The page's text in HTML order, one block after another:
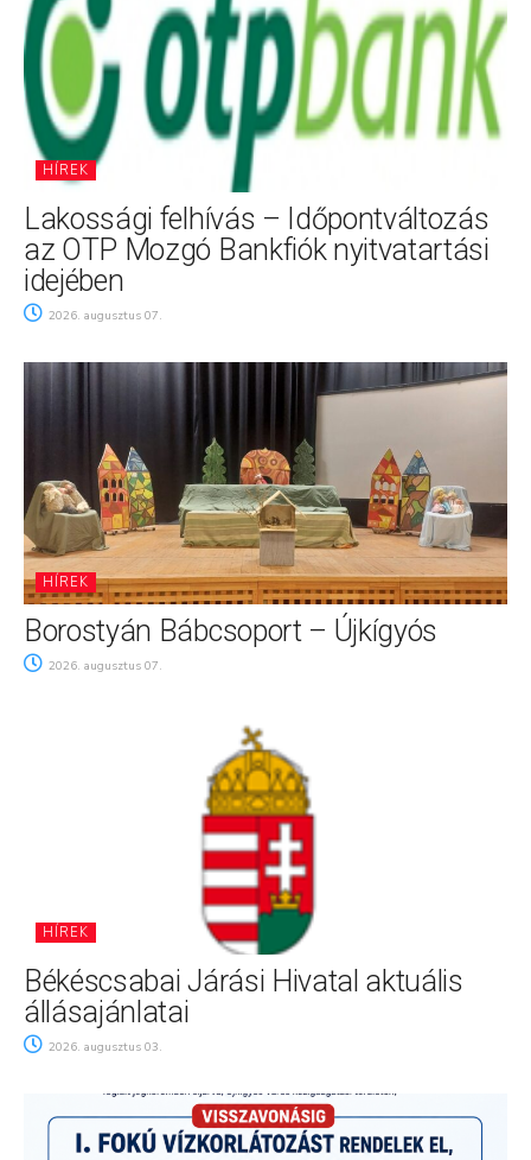
HÍREK
Lakossági felhívás – Időpontváltozás
az OTP Mozgó Bankfiók nyitvatartási
idejében
2026. augusztus 07.
HÍREK
Borostyán Bábcsoport – Újkígyós
2026. augusztus 07.
HÍREK
Békéscsabai Járási Hivatal aktuális
állásajánlatai
2026. augusztus 03.